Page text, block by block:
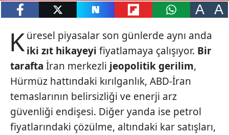
A A
Küresel piyasalar son günlerde aynı anda
iki zıt hikayeyi fiyatlamaya çalışıyor. Bir
tarafta İran merkezli jeopolitik gerilim,
Hürmüz hattındaki kırılganlık, ABD-İran
temaslarının belirsizliği ve enerji arz
güvenliği endişesi. Diğer yanda ise petrol
fiyatlarındaki çözülme, altındaki kar satışları,